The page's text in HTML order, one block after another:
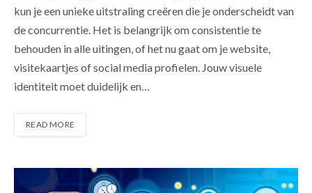
kun je een unieke uitstraling creëren die je onderscheidt van
de concurrentie. Het is belangrijk om consistentie te
behouden in alle uitingen, of het nu gaat om je website,
visitekaartjes of social media profielen. Jouw visuele
identiteit moet duidelijk en…
READ MORE